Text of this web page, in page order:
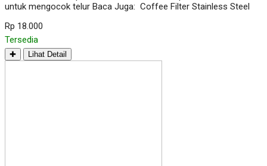
untuk mengocok telur Baca Juga: Coffee Filter Stainless Steel
Rp 18.000
Tersedia
✚ Lihat Detail